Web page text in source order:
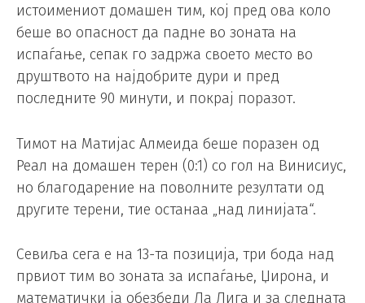
истоимениот домашен тим, кој пред ова коло
беше во опасност да падне во зоната на
испаѓање, сепак го задржа своето место во
друштвото на најдобрите дури и пред
последните 90 минути, и покрај поразот.
Тимот на Матијас Алмеида беше поразен од
Реал на домашен терен (0:1) со гол на Винисиус,
но благодарение на поволните резултати од
другите терени, тие останаа „над линијата“.
Севиља сега е на 13-та позиција, три бода над
првиот тим во зоната за испаѓање, Џирона, и
математички ја обезбеди Ла Лига и за следната